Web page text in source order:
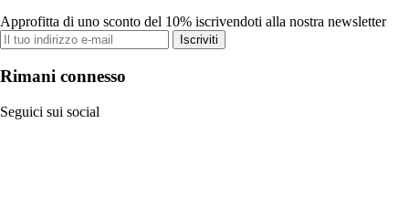
Approfitta di uno sconto del 10% iscrivendoti alla nostra newsletter
Iscriviti
Rimani connesso
Seguici sui social